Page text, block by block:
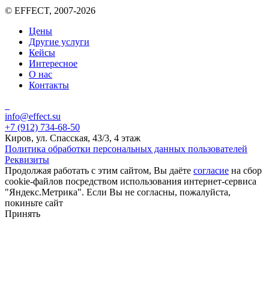
© EFFECT, 2007-2026
Цены
Другие услуги
Кейсы
Интересное
О нас
Контакты
info@effect.su
+7 (912) 734-68-50
Киров, ул. Спасская, 43/3, 4 этаж
Политика обработки персональных данных пользователей
Реквизиты
Продолжая работать с этим сайтом, Вы даёте согласие на сбор
cookie-файлов посредством использования интернет-сервиса
"Яндекс.Метрика". Если Вы не согласны, пожалуйста,
покиньте сайт
Принять